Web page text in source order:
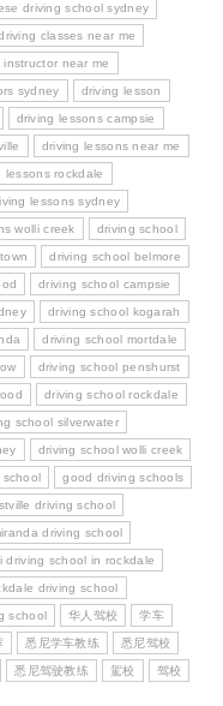
driving school sydney
classes near me
instructor near me
sydney driving lesson
driving lessons campsie
driving lessons near me
lessons rockdale
lessons sydney
wolli creek driving school
driving school belmore
driving school campsie
driving school kogarah
driving school mortdale
driving school penshurst
driving school rockdale
school silverwater
driving school wolli creek
school good driving schools
driving school
driving school
driving school in rockdale
driving school
school 华人驾校 学车
悉尼学车教练 悉尼驾校
悉尼驾驶教练 駕校 驾校